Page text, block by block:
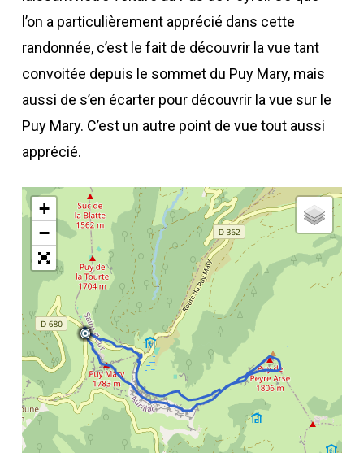
l’on a particulièrement apprécié dans cette
randonnée, c’est le fait de découvrir la vue tant
convoitée depuis le sommet du Puy Mary, mais
aussi de s’en écarter pour découvrir la vue sur le
Puy Mary. C’est un autre point de vue tout aussi
apprécié.
+
−